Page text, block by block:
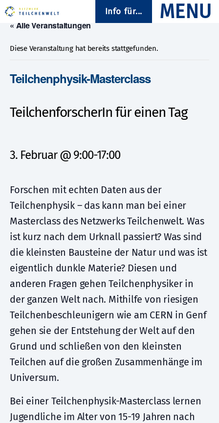
Info für...
« Alle Veranstaltungen
Diese Veranstaltung hat bereits stattgefunden.
Teilchenphysik-Masterclass
TeilchenforscherIn für einen Tag
3. Februar @ 9:00-17:00
Forschen mit echten Daten aus der
Teilchenphysik – das kann man bei einer
Masterclass des Netzwerks Teilchenwelt. Was
ist kurz nach dem Urknall passiert? Was sind
die kleinsten Bausteine der Natur und was ist
eigentlich dunkle Materie? Diesen und
anderen Fragen gehen Teilchenphysiker in
der ganzen Welt nach. Mithilfe von riesigen
Teilchenbeschleunigern wie am CERN in Genf
gehen sie der Entstehung der Welt auf den
Grund und schließen von den kleinsten
Teilchen auf die großen Zusammenhänge im
Universum.
Bei einer Teilchenphysik-Masterclass lernen
Jugendliche im Alter von 15-19 Jahren nach